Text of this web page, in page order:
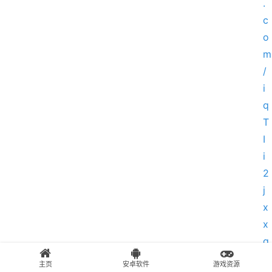
.
c
o
m
/
i
q
T
I
i
2
j
x
x
g
主页 安卓软件 游戏资源